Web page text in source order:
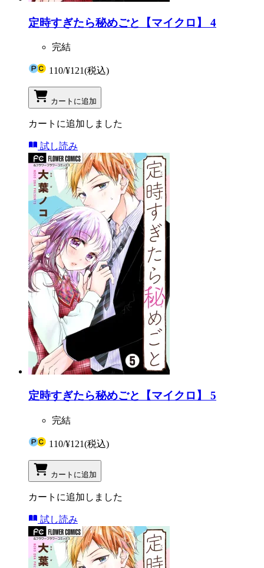
定時すぎたら秘めごと【マイクロ】 4
完結
110/¥121(税込)
カートに追加
カートに追加しました
試し読み
定時すぎたら秘めごと【マイクロ】 5
完結
110/¥121(税込)
カートに追加
カートに追加しました
試し読み